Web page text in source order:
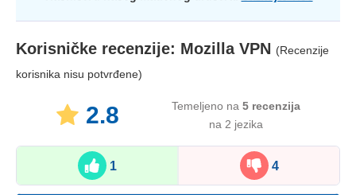
Korisničke recenzije: Mozilla VPN (Recenzije
korisnika nisu potvrđene)
2.8 Temeljeno na 5recenzija
na 2 jezika
1 4